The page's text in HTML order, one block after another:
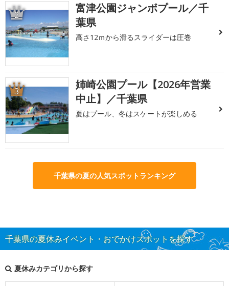
2
富津公園ジャンボプール／千
葉県
高さ12ｍから滑るスライダーは圧巻
3
姉崎公園プール【2026年営業
中止】／千葉県
夏はプール、冬はスケートが楽しめる
千葉県の夏の人気スポットランキング
千葉県の夏休みイベント・おでかけスポットを探す
夏休みカテゴリから探す